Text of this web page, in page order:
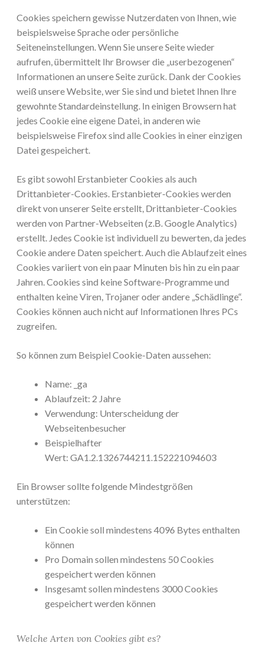
Cookies speichern gewisse Nutzerdaten von Ihnen, wie
beispielsweise Sprache oder persönliche
Seiteneinstellungen. Wenn Sie unsere Seite wieder
aufrufen, übermittelt Ihr Browser die „userbezogenen“
Informationen an unsere Seite zurück. Dank der Cookies
weiß unsere Website, wer Sie sind und bietet Ihnen Ihre
gewohnte Standardeinstellung. In einigen Browsern hat
jedes Cookie eine eigene Datei, in anderen wie
beispielsweise Firefox sind alle Cookies in einer einzigen
Datei gespeichert.
Es gibt sowohl Erstanbieter Cookies als auch
Drittanbieter-Cookies. Erstanbieter-Cookies werden
direkt von unserer Seite erstellt, Drittanbieter-Cookies
werden von Partner-Webseiten (z.B. Google Analytics)
erstellt. Jedes Cookie ist individuell zu bewerten, da jedes
Cookie andere Daten speichert. Auch die Ablaufzeit eines
Cookies variiert von ein paar Minuten bis hin zu ein paar
Jahren. Cookies sind keine Software-Programme und
enthalten keine Viren, Trojaner oder andere „Schädlinge“.
Cookies können auch nicht auf Informationen Ihres PCs
zugreifen.
So können zum Beispiel Cookie-Daten aussehen:
Name: _ga
Ablaufzeit: 2 Jahre
Verwendung: Unterscheidung der
Webseitenbesucher
Beispielhafter
Wert: GA1.2.1326744211.152221094603
Ein Browser sollte folgende Mindestgrößen
unterstützen:
Ein Cookie soll mindestens 4096 Bytes enthalten
können
Pro Domain sollen mindestens 50 Cookies
gespeichert werden können
Insgesamt sollen mindestens 3000 Cookies
gespeichert werden können
Welche Arten von Cookies gibt es?